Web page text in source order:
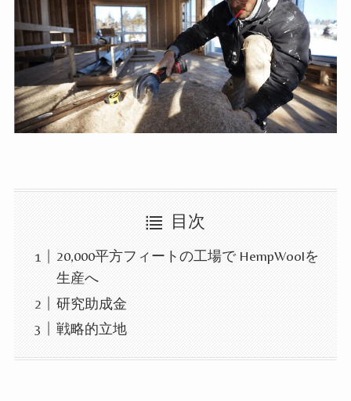
目次
20,000平方フィートの工場で HempWoolを
生産へ
研究助成金
戦略的立地